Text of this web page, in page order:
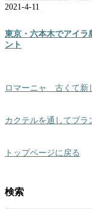
2021-4-11
東京・六本木でアイラ
ント
ロマーニャ 古くて新
カクテルを通してブラ
トップページに戻る
検索